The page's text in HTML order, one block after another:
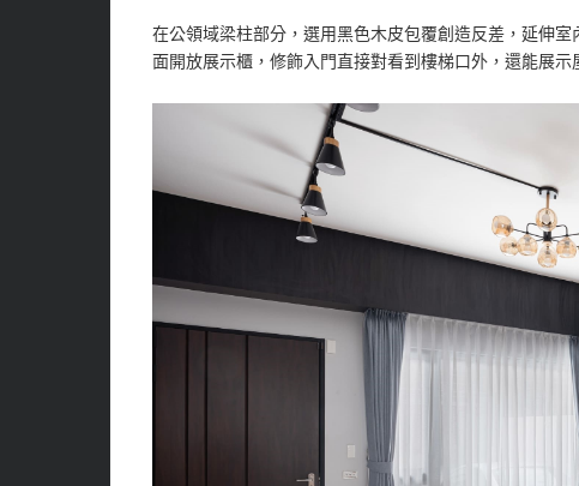
在公領域梁柱部分，選用黑色木皮包覆創造反差，延伸
面開放展示櫃，修飾入門直接對看到樓梯口外，還能展